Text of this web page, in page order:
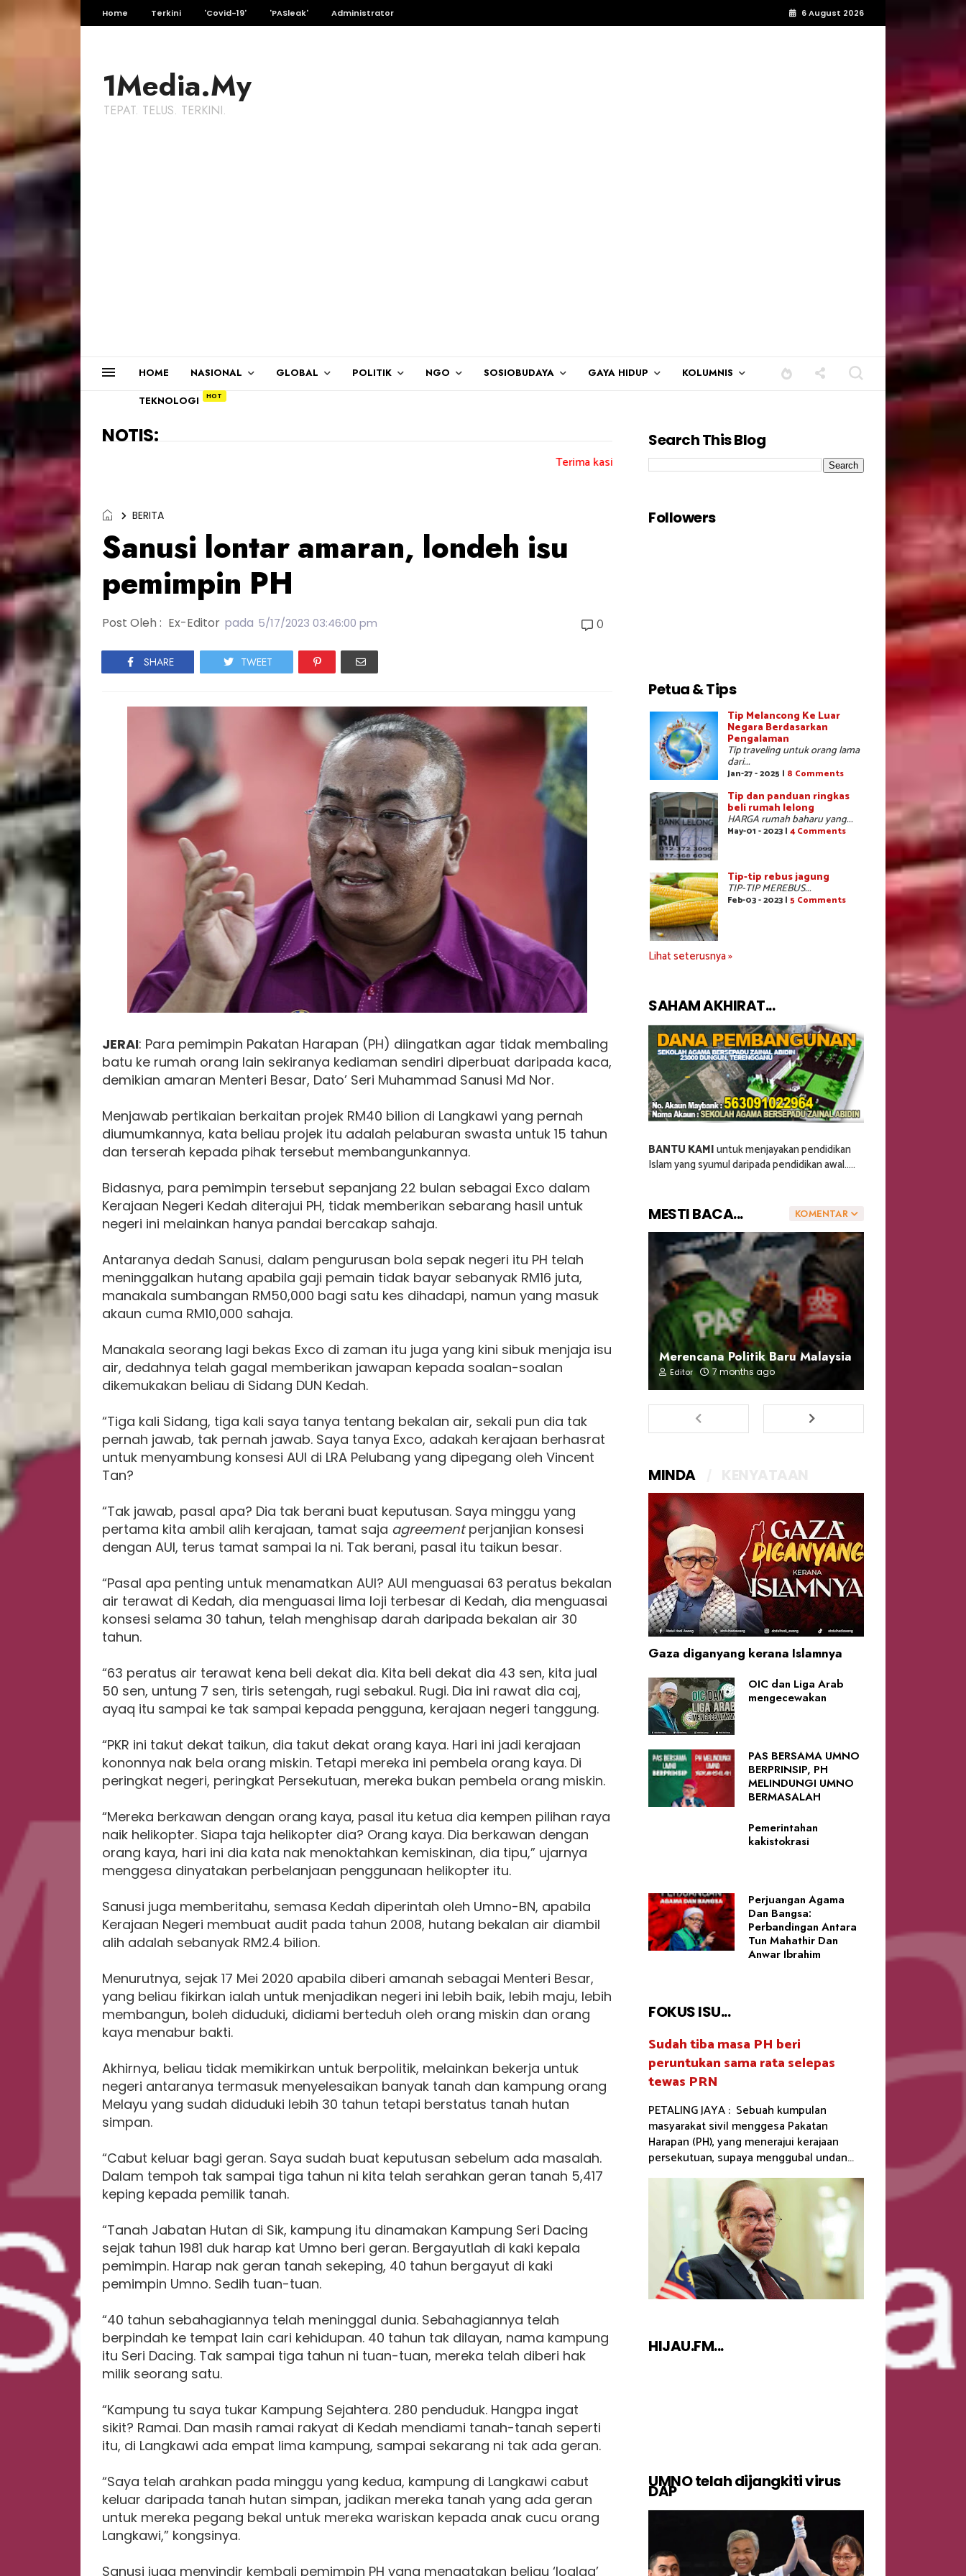
Home Terkini 'Covid-19' 'PASleak' Administrator 6 August 2026
1Media.My
TEPAT. TELUS. TERKINI.
HOME NASIONAL GLOBAL POLITIK NGO SOSIOBUDAYA GAYA HIDUP KOLUMNIS
TEKNOLOGI
NOTIS:
Terima kasih kepada semua pengundi.......
BERITA
Sanusi lontar amaran, londeh isu
pemimpin PH
Post Oleh : Ex-Editor pada 5/17/2023 03:46:00 pm 0
SHARE TWEET
JERAI: Para pemimpin Pakatan Harapan (PH) diingatkan agar tidak membaling
batu ke rumah orang lain sekiranya kediaman sendiri diperbuat daripada kaca,
demikian amaran Menteri Besar, Dato’ Seri Muhammad Sanusi Md Nor.
Menjawab pertikaian berkaitan projek RM40 bilion di Langkawi yang pernah
diumumkannya, kata beliau projek itu adalah pelaburan swasta untuk 15 tahun
dan terserah kepada pihak tersebut membangunkannya.
Bidasnya, para pemimpin tersebut sepanjang 22 bulan sebagai Exco dalam
Kerajaan Negeri Kedah diterajui PH, tidak memberikan sebarang hasil untuk
negeri ini melainkan hanya pandai bercakap sahaja.
Antaranya dedah Sanusi, dalam pengurusan bola sepak negeri itu PH telah
meninggalkan hutang apabila gaji pemain tidak bayar sebanyak RM16 juta,
manakala sumbangan RM50,000 bagi satu kes dihadapi, namun yang masuk
akaun cuma RM10,000 sahaja.
Manakala seorang lagi bekas Exco di zaman itu juga yang kini sibuk menjaja isu
air, dedahnya telah gagal memberikan jawapan kepada soalan-soalan
dikemukakan beliau di Sidang DUN Kedah.
“Tiga kali Sidang, tiga kali saya tanya tentang bekalan air, sekali pun dia tak
pernah jawab, tak pernah jawab. Saya tanya Exco, adakah kerajaan berhasrat
untuk menyambung konsesi AUI di LRA Pelubang yang dipegang oleh Vincent
Tan?
“Tak jawab, pasal apa? Dia tak berani buat keputusan. Saya minggu yang
pertama kita ambil alih kerajaan, tamat saja agreementperjanjian konsesi
dengan AUI, terus tamat sampai la ni. Tak berani, pasal itu taikun besar.
“Pasal apa penting untuk menamatkan AUI? AUI menguasai 63 peratus bekalan
air terawat di Kedah, dia menguasai lima loji terbesar di Kedah, dia menguasai
konsesi selama 30 tahun, telah menghisap darah daripada bekalan air 30
tahun.
“63 peratus air terawat kena beli dekat dia. Kita beli dekat dia 43 sen, kita jual
50 sen, untung 7 sen, tiris setengah, rugi sebakul. Rugi. Dia ini rawat dia caj,
ayaq itu sampai ke tak sampai kepada pengguna, kerajaan negeri tanggung.
“PKR ini takut dekat taikun, dia takut dekat orang kaya. Hari ini jadi kerajaan
kononnya nak bela orang miskin. Tetapi mereka ini pembela orang kaya. Di
peringkat negeri, peringkat Persekutuan, mereka bukan pembela orang miskin.
“Mereka berkawan dengan orang kaya, pasal itu ketua dia kempen pilihan raya
naik helikopter. Siapa taja helikopter dia? Orang kaya. Dia berkawan dengan
orang kaya, hari ini dia kata nak menoktahkan kemiskinan, dia tipu,” ujarnya
menggesa dinyatakan perbelanjaan penggunaan helikopter itu.
Sanusi juga memberitahu, semasa Kedah diperintah oleh Umno-BN, apabila
Kerajaan Negeri membuat audit pada tahun 2008, hutang bekalan air diambil
alih adalah sebanyak RM2.4 bilion.
Menurutnya, sejak 17 Mei 2020 apabila diberi amanah sebagai Menteri Besar,
yang beliau fikirkan ialah untuk menjadikan negeri ini lebih baik, lebih maju, lebih
membangun, boleh diduduki, didiami berteduh oleh orang miskin dan orang
kaya menabur bakti.
Akhirnya, beliau tidak memikirkan untuk berpolitik, melainkan bekerja untuk
negeri antaranya termasuk menyelesaikan banyak tanah dan kampung orang
Melayu yang sudah diduduki lebih 30 tahun tetapi berstatus tanah hutan
simpan.
“Cabut keluar bagi geran. Saya sudah buat keputusan sebelum ada masalah.
Dalam tempoh tak sampai tiga tahun ni kita telah serahkan geran tanah 5,417
keping kepada pemilik tanah.
“Tanah Jabatan Hutan di Sik, kampung itu dinamakan Kampung Seri Dacing
sejak tahun 1981 duk harap kat Umno beri geran. Bergayutlah di kaki kepala
pemimpin. Harap nak geran tanah sekeping, 40 tahun bergayut di kaki
pemimpin Umno. Sedih tuan-tuan.
“40 tahun sebahagiannya telah meninggal dunia. Sebahagiannya telah
berpindah ke tempat lain cari kehidupan. 40 tahun tak dilayan, nama kampung
itu Seri Dacing. Tak sampai tiga tahun ni tuan-tuan, mereka telah diberi hak
milik seorang satu.
“Kampung tu saya tukar Kampung Sejahtera. 280 penduduk. Hangpa ingat
sikit? Ramai. Dan masih ramai rakyat di Kedah mendiami tanah-tanah seperti
itu, di Langkawi ada empat lima kampung, sampai sekarang ni tak ada geran.
“Saya telah arahkan pada minggu yang kedua, kampung di Langkawi cabut
keluar daripada tanah hutan simpan, jadikan mereka tanah yang ada geran
untuk mereka pegang bekal untuk mereka wariskan kepada anak cucu orang
Langkawi,” kongsinya.
Sanusi juga menyindir kembali pemimpin PH yang mengatakan beliau ‘loqlaq’
Search This Blog
Followers
Petua & Tips
Tip Melancong Ke Luar
Negara Berdasarkan
Pengalaman
Tip traveling untuk orang lama
dari...
Jan-27 - 2025 | 8 Comments
Tip dan panduan ringkas
beli rumah lelong
HARGA rumah baharu yang...
May-01 - 2023 | 4 Comments
Tip-tip rebus jagung
TIP-TIP MEREBUS...
Feb-03 - 2023 | 5 Comments
Lihat seterusnya »
SAHAM AKHIRAT...
BANTU KAMIuntuk menjayakan pendidikan
Islam yang syumul daripada pendidikan awal.....
KOMENTAR
MESTI BACA...
Merencana Politik Baru Malaysia
Editor 7 months ago
MINDA
Gaza diganyang kerana Islamnya
OIC dan Liga Arab
mengecewakan
PAS BERSAMA UMNO
BERPRINSIP, PH
MELINDUNGI UMNO
BERMASALAH
Pemerintahan
kakistokrasi
Perjuangan Agama
Dan Bangsa:
Perbandingan Antara
Tun Mahathir Dan
Anwar Ibrahim
FOKUS ISU...
Sudah tiba masa PH beri
peruntukan sama rata selepas
tewas PRN
PETALING JAYA : Sebuah kumpulan
masyarakat sivil menggesa Pakatan
Harapan (PH), yang menerajui kerajaan
persekutuan, supaya menggubal undan...
HIJAU.FM...
UMNO telah dijangkiti virus
DAP